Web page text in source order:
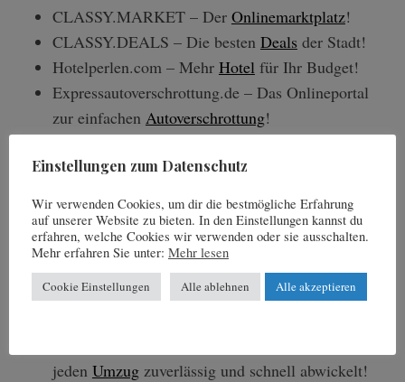
CLASSY.MARKET – Der Onlinemarktplatz!
CLASSY.DEALS – Die besten Deals der Stadt!
Hotelperlen.com – Mehr Hotel für Ihr Budget!
Expressautoverschrottung.de – Das Onlineportal
zur einfachen Autoverschrottung!
Autoverschrottungin Deutschland, Österreich und
Klavier-Transport-Zentrale.de – Das Onlineportal
für einfache und schnelleKlaviertransporte!
Golf-Fernmitgliedschaften.info – Das
Onlineportal, um die richtigeGolf
jeden Umzugzuverlässig und schnell abwickelt!
r
c
o
r
Einstellungen zum Datenschutz
Wir verwenden Cookies, um dir die bestmögliche Erfahrung
auf unserer Website zu bieten. In den Einstellungen kannst du
erfahren, welche Cookies wir verwenden oder sie ausschalten.
Mehr erfahren Sie unter: Mehr lesen
Cookie Einstellungen Alle ablehnen Alle akzeptieren